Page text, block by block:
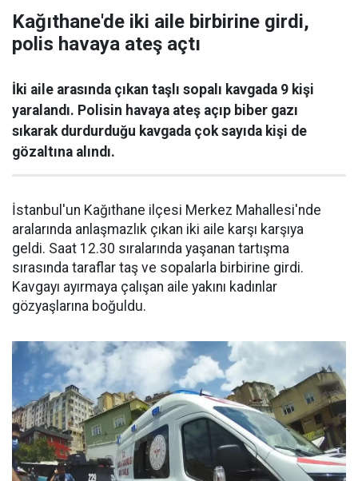
Kağıthane'de iki aile birbirine girdi,
polis havaya ateş açtı
İki aile arasında çıkan taşlı sopalı kavgada 9 kişi
yaralandı. Polisin havaya ateş açıp biber gazı
sıkarak durdurduğu kavgada çok sayıda kişi de
gözaltına alındı.
İstanbul'un Kağıthane ilçesi Merkez Mahallesi'nde
aralarında anlaşmazlık çıkan iki aile karşı karşıya
geldi. Saat 12.30 sıralarında yaşanan tartışma
sırasında taraflar taş ve sopalarla birbirine girdi.
Kavgayı ayırmaya çalışan aile yakını kadınlar
gözyaşlarına boğuldu.